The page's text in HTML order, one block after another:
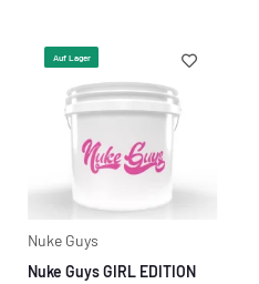
Auf Lager
Nuke Guys
Nuke Guys GIRL EDITION